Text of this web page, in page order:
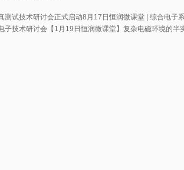
测试技术研讨会正式启动8月17日恒润微课堂 | 综合电子
子技术研讨会 【1月19日恒润微课堂】复杂电磁环境的半